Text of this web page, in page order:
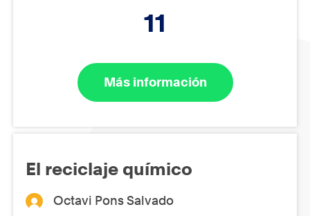
11
Más información
El reciclaje químico
Octavi Pons Salvado